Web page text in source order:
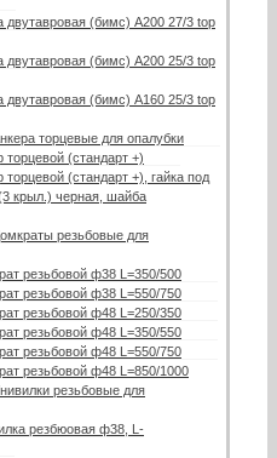
двутавровая (бимс) А200 27/3 top
двутавровая (бимс) A200 25/3 top
двутавровая (бимс) A160 25/3 top
торцевые для опалубки
торцевой (стандарт +)
торцевой (стандарт +), гайка под
крыл.) черная, шайба
резьбовые для
резьбовой ф38 L=350/500
резьбовой ф38 L=550/750
резьбовой ф48 L=250/350
резьбовой ф48 L=350/550
резьбовой ф48 L=550/750
резьбовой ф48 L=850/1000
резьбовые для
резбюовая ф38, L-